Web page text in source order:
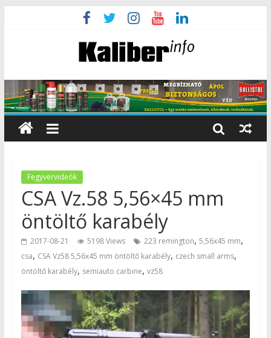
Fegyvervideók
CSA Vz.58 5,56×45 mm
öntöltő karabély
2017-08-21 5198 Views 223 remington, 5,56x45 mm,
csa, CSA Vz58 5,56x45 mm öntöltő karabély, czech small arms,
öntöltő karabély, semiauto carbine, vz58